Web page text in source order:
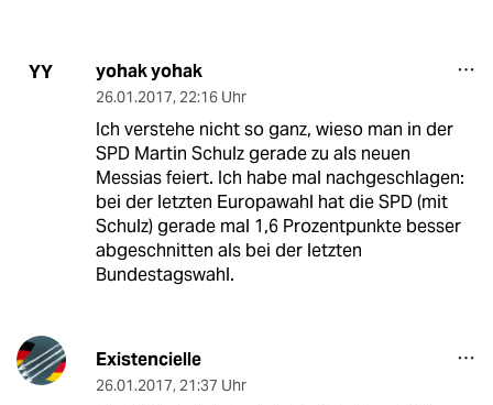
YY yohak yohak
26.01.2017, 22:16 Uhr
Ich verstehe nicht so ganz, wieso man in der
SPD Martin Schulz gerade zu als neuen
Messias feiert. Ich habe mal nachgeschlagen:
bei der letzten Europawahl hat die SPD (mit
Schulz) gerade mal 1,6 Prozentpunkte besser
abgeschnitten als bei der letzten
Bundestagswahl.
Existencielle
26.01.2017, 21:37 Uhr